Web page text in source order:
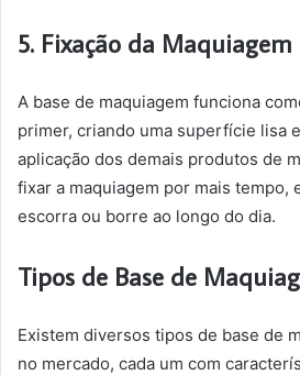
5. Fixação da Maquiagem
A base de maquiagem funciona
primer, criando uma superfície lisa
aplicação dos demais produtos de
fixar a maquiagem por mais tempo,
escorra ou borre ao longo do dia.
Tipos de Base de
Existem diversos tipos de base de
no mercado, cada um com